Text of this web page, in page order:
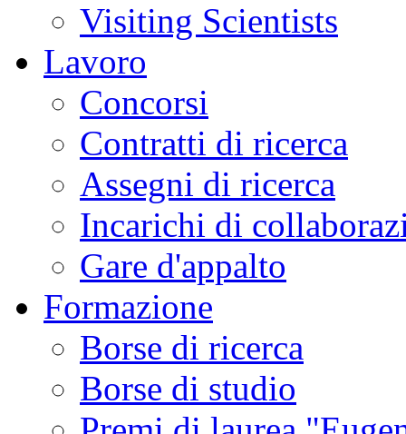
Visiting Scientists
Lavoro
Concorsi
Contratti di ricerca
Assegni di ricerca
Incarichi di
Gare d'appalto
Formazione
Borse di ricerca
Borse di studio